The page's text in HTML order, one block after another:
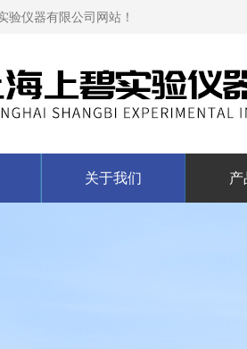
验仪器有限公司网站！
关于我们 产